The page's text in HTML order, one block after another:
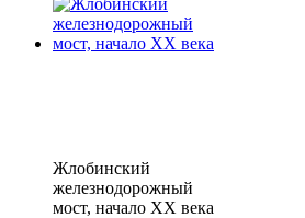
Жлобинский
железнодорожный
мост, начало XX века